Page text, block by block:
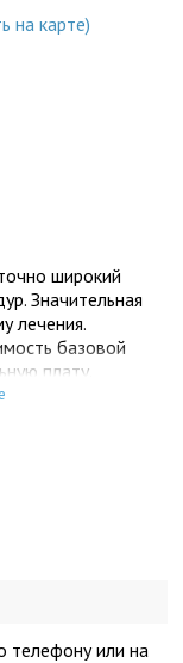
на карте)
широкий
Значительная
лечения.
базовой
плату.
Это
телефону или на